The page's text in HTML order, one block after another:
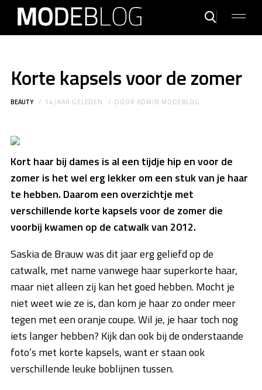
Korte kapsels voor de zomer
BEAUTY 14 JAAR GELEDEN DOORADMIN MODEBLOG
Kort haar bij dames is al een tijdje hip en voor de
zomer is het wel erg lekker om een stuk van je haar
te hebben. Daarom een overzichtje met
verschillende korte kapsels voor de zomer die
voorbij kwamen op de catwalk van 2012.
Saskia de Brauw was dit jaar erg geliefd op de
catwalk, met name vanwege haar superkorte haar,
maar niet alleen zij kan het goed hebben. Mocht je
niet weet wie ze is, dan kom je haar zo onder meer
tegen met een oranje coupe. Wil je, je haar toch nog
iets langer hebben? Kijk dan ook bij de onderstaande
foto’s met korte kapsels, want er staan ook
verschillende leuke boblijnen tussen.